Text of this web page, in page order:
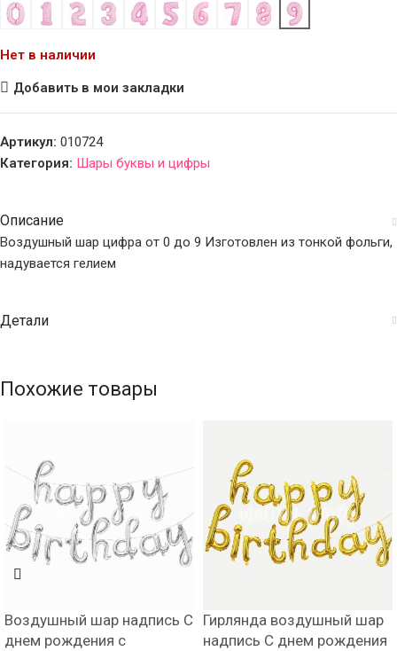
Нет в наличии
Добавить в мои закладки
Артикул: 010724
Категория: Шары буквы и цифры
Описание
Воздушный шар цифра от 0 до 9 Изготовлен из тонкой фольги,
надувается гелием
Детали
Похожие товары
Воздушный шар надпись С
днем рождения с
Гирлянда воздушный шар
надпись С днем рождения